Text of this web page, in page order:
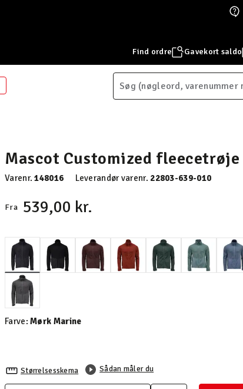
Find ordre Gavekort saldo
Mascot Customized fleecetrøje
Varenr.148016 Leverandør varenr. 22803-639-010
Fra 539,00 kr.
valgte
Farve:Mørk Marine
Størrelsesskema Sådan måler du